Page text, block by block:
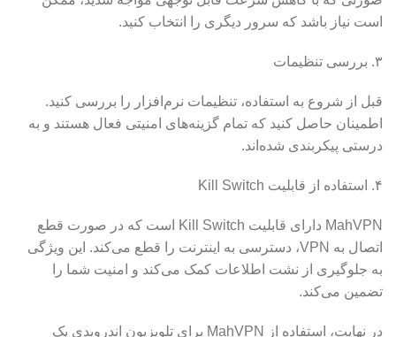
است نیاز باشد که سرور دیگری را انتخاب کنید.
۳. بررسی تنظیمات
قبل از شروع به استفاده، تنظیمات نرم‌افزار را بررسی کنید.
اطمینان حاصل کنید که تمام گزینه‌های امنیتی فعال هستند و به
درستی پیکربندی شده‌اند.
۴. استفاده از قابلیت Kill Switch
MahVPN دارای قابلیت Kill Switch است که در صورت قطع
اتصال به VPN، دسترسی به اینترنت را قطع می‌کند. این ویژگی
به جلوگیری از نشت اطلاعات کمک می‌کند و امنیت شما را
تضمین می‌کند.
در نهایت، استفاده از MahVPN برای تلویزیون اندرویدی یک